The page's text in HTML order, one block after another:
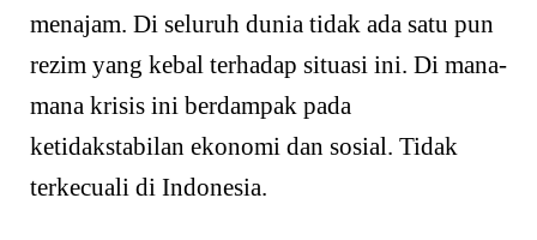
menajam. Di seluruh dunia tidak ada satu pun
rezim yang kebal terhadap situasi ini. Di mana-
mana krisis ini berdampak pada
ketidakstabilan ekonomi dan sosial. Tidak
terkecuali di Indonesia.